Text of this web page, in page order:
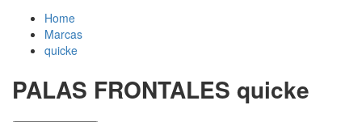
Home
Marcas
quicke
PALAS FRONTALES quicke